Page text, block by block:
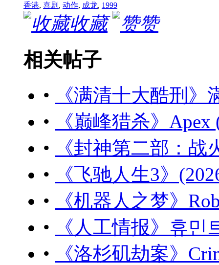
香港, 喜剧 , 动作, 成龙, 1999
收藏 赞
相关帖子
•
《满清十大酷刑
•
《巅峰猎杀》
•
《封神第二部：
•
《飞驰人生3》
•
《机器人之梦》
•
《人工情报》휴민
•
《洛杉矶劫案》